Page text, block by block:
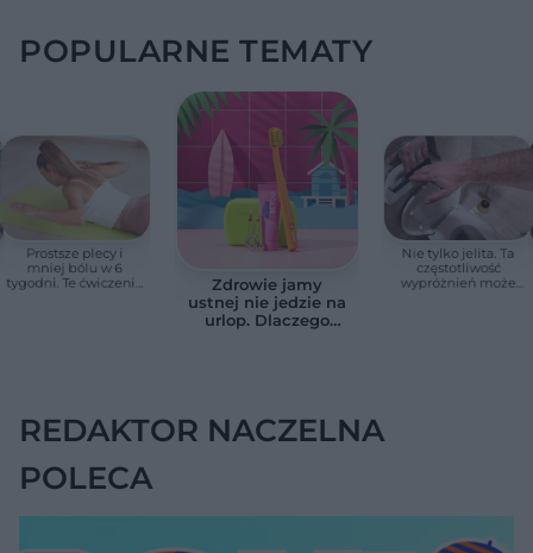
POPULARNE TEMATY
Prostsze plecy i
mniej bólu w 6
tygodni. Te ćwiczenia
Zdrowie jamy
ustnej nie jedzie na
urlop. Dlaczego
Nie tylko jelita. Ta
częstotliwość
wypróżnień może
REDAKTOR NACZELNA
POLECA